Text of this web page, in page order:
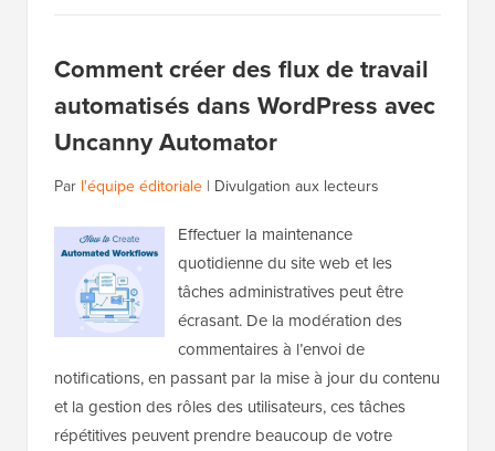
Comment créer des flux de travail
automatisés dans WordPress avec
Uncanny Automator
Par l'équipe éditoriale | Divulgation aux lecteurs
Effectuer la maintenance
quotidienne du site web et les
tâches administratives peut être
écrasant. De la modération des
commentaires à l’envoi de
notifications, en passant par la mise à jour du contenu
et la gestion des rôles des utilisateurs, ces tâches
répétitives peuvent prendre beaucoup de votre